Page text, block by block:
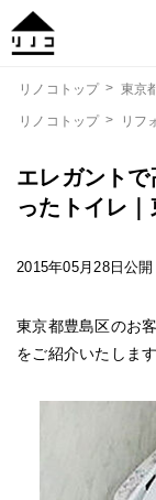
リノコトップ 東京
リノコトップ リフ
エレガント
ったトイレ
2015年05月28日公開
東京都豊島区のお
をご紹介いたします